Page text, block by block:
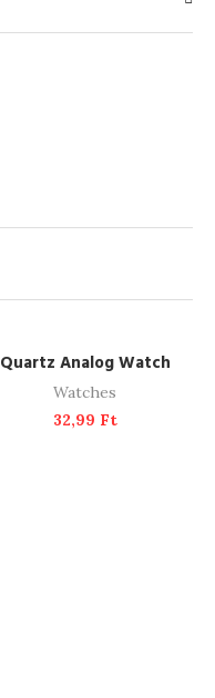
ADD TO CART
Quartz Analog Watch
Watches
32,99 Ft